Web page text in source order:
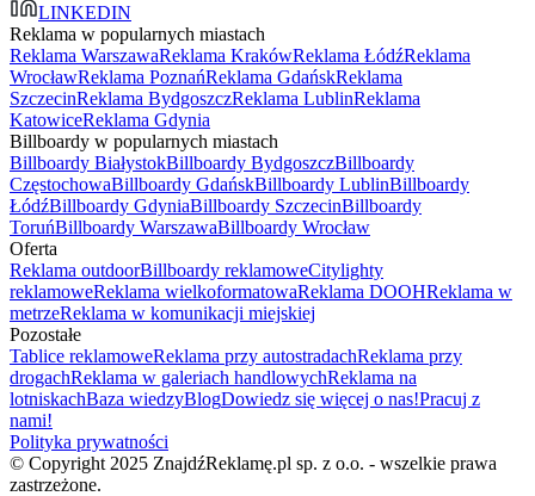
LINKEDIN
Reklama w popularnych miastach
Reklama WarszawaReklama KrakówReklama ŁódźReklama
WrocławReklama PoznańReklama GdańskReklama
SzczecinReklama BydgoszczReklama LublinReklama
KatowiceReklama Gdynia
Billboardy w popularnych miastach
Billboardy BiałystokBillboardy BydgoszczBillboardy
CzęstochowaBillboardy GdańskBillboardy LublinBillboardy
ŁódźBillboardy GdyniaBillboardy SzczecinBillboardy
ToruńBillboardy WarszawaBillboardy Wrocław
Oferta
Reklama outdoorBillboardy reklamoweCitylighty
reklamoweReklama wielkoformatowaReklama DOOHReklama w
metrzeReklama w komunikacji miejskiej
Pozostałe
Tablice reklamoweReklama przy autostradachReklama przy
drogachReklama w galeriach handlowychReklama na
lotniskachBaza wiedzyBlogDowiedz się więcej o nas!Pracuj z
nami!
Polityka prywatności
© Copyright 2025 ZnajdźReklamę.pl sp. z o.o. - wszelkie prawa
zastrzeżone.